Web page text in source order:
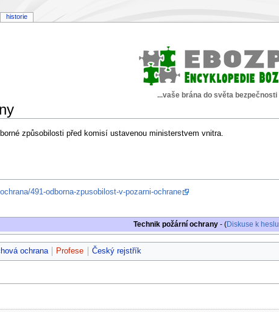
...vaše brána do světa bezpečnosti
způsobilosti před komisí ustavenou ministerstvem vnitra.
491-odborna-zpusobilost-v-pozarni-ochrane
Technik požární ochrany- (Diskuse k heslu
ochrana Profese Český rejstřík
historie